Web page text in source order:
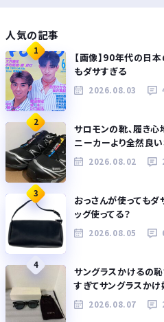
人気の記事
1
【画像】90年代の日
もダサすぎる
2026.08.03
2
サロモンの靴、履き
ニーカーより全然良
2026.08.02
3
おっさんが使ってもダ
ッグ使ってる？
2026.08.05
4
サングラスかけるの
すぎてサングラスか
2026.08.07